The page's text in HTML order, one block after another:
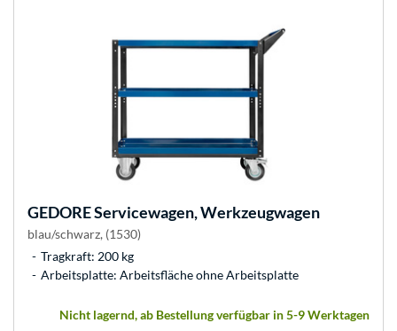
GEDOREServicewagen, Werkzeugwagen
blau/schwarz, (1530)
Tragkraft: 200 kg
Arbeitsplatte: Arbeitsfläche ohne Arbeitsplatte
Nicht lagernd, ab Bestellung verfügbar in 5-9 Werktagen